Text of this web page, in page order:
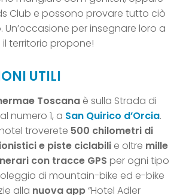
Club e possono provare tutto ciò
Un’occasione per insegnare loro a
territorio propone!
UTILI
Toscana è sulla Strada di
numero 1, a San Quirico d’Orcia.
troverete 500 chilometri di
e piste ciclabili e oltre mille
con tracce GPS per ogni tipo
di mountain-bike ed e-bike
alla nuova app“Hotel Adler